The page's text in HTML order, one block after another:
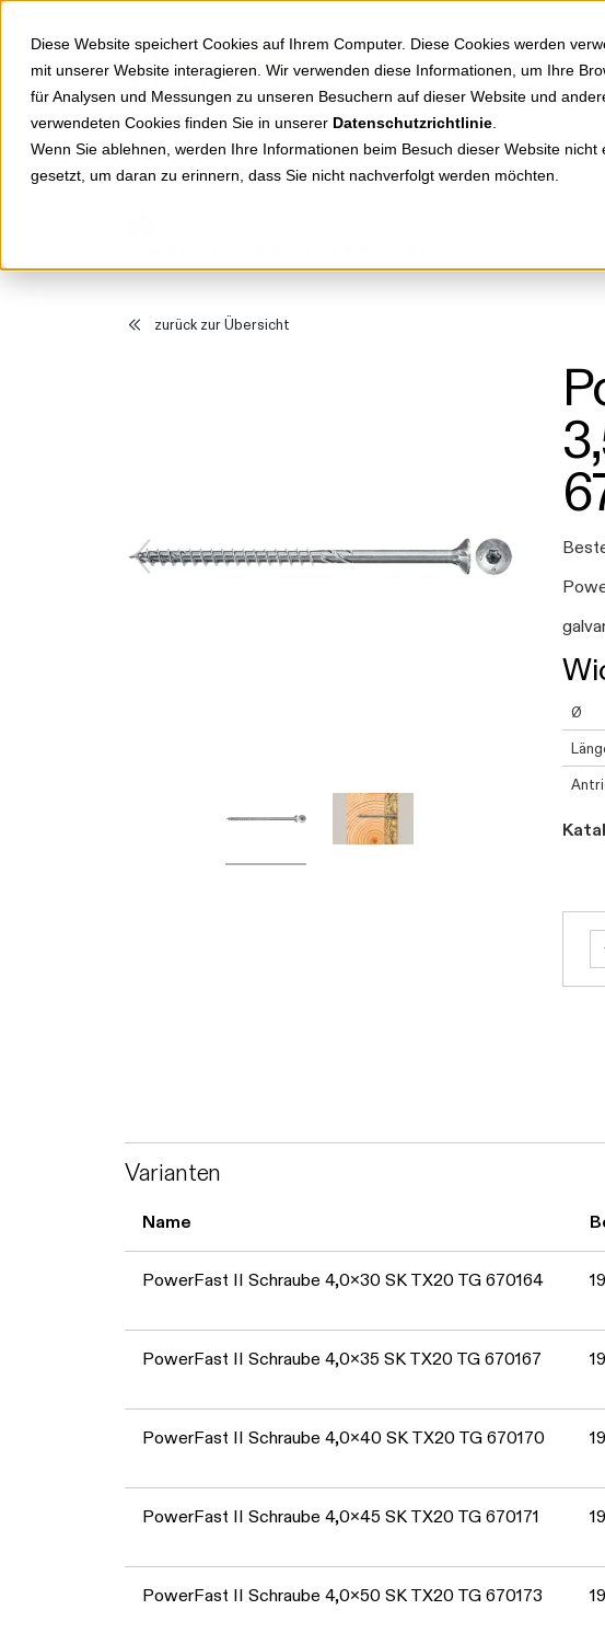
Diese Website speichert Cookies auf Ihrem Computer. Diese Cookies werden
mit unserer Website interagieren. Wir verwenden diese Informationen, um Ihre
für Analysen und Messungen zu unseren Besuchern auf dieser Website und
verwendeten Cookies finden Sie in unserer Datenschutzrichtlinie
Wenn Sie ablehnen, werden Ihre Informationen beim Besuch dieser Website
gesetzt, um daran zu erinnern, dass Sie nicht nachverfolgt werden möchten.
Springe zu Hauptinhalt
Markenwelten Service &
zurück zur Übersicht
Ø
Varianten
Name
PowerFast II Schraube 4,0x30 SK TX20 TG 670164
PowerFast II Schraube 4,0x35 SK TX20 TG 670167
PowerFast II Schraube 4,0x40 SK TX20 TG 670170
PowerFast II Schraube 4,0x45 SK TX20 TG 670171
PowerFast II Schraube 4,0x50 SK TX20 TG 670173